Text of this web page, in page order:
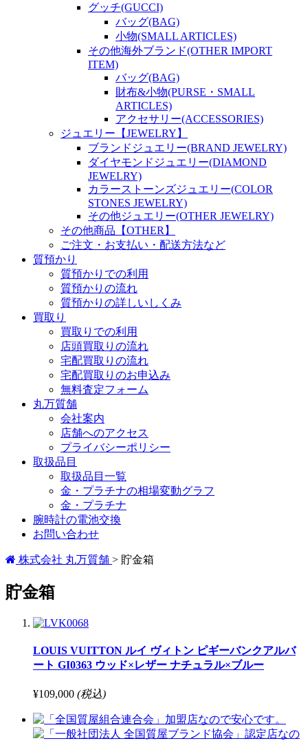
グッチ(GUCCI)
バッグ(BAG)
小物(SMALL ARTICLES)
その他海外ブランド(OTHER IMPORT
ITEM)
バッグ(BAG)
財布&小物(PURSE・SMALL
ARTICLES)
アクセサリー(ACCESSORIES)
ジュエリー【JEWELRY】
ブランドジュエリー(BRAND JEWELRY)
ダイヤモンドジュエリー(DIAMOND
JEWELRY)
カラーストーンズジュエリー(COLOR
STONES JEWELRY)
その他ジュエリー(OTHER JEWELRY)
その他商品【OTHER】
ご注文・お支払い・配送方法など
質預かり
質預かりでの利用
質預かりの流れ
質預かりの詳しいしくみ
買取り
買取りでの利用
店頭買取りの流れ
宅配買取りの流れ
宅配買取りのお申込み
無料査定フォーム
丸万質舗
会社案内
店舗へのアクセス
プライバシーポリシー
取扱品目
取扱品目一覧
金・プラチナの相場変動グラフ
金・プラチナ
腕時計の電池交換
お問い合わせ
株式会社 丸万質舗 > 貯金箱
貯金箱
LOUIS VUITTON ルイ ヴィトン ピギーバンクアルバ
ート GI0363 ウッド×レザー ナチュラル×ブルー
¥109,000 (税込)